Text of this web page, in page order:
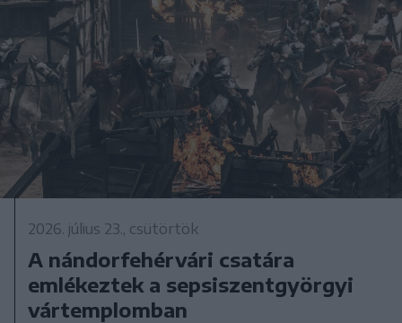
2026. július 23., csütörtök
A nándorfehérvári csatára
emlékeztek a sepsiszentgyörgyi
vártemplomban